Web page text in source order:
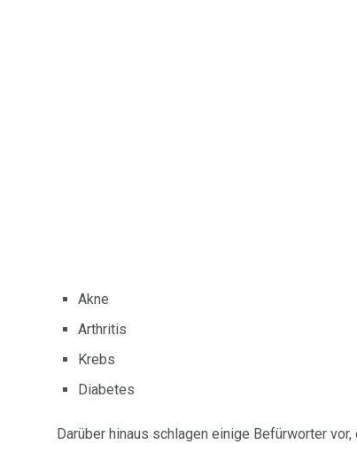
Akne
Arthritis
Krebs
Diabetes
Darüber hinaus schlagen einige Befürworter